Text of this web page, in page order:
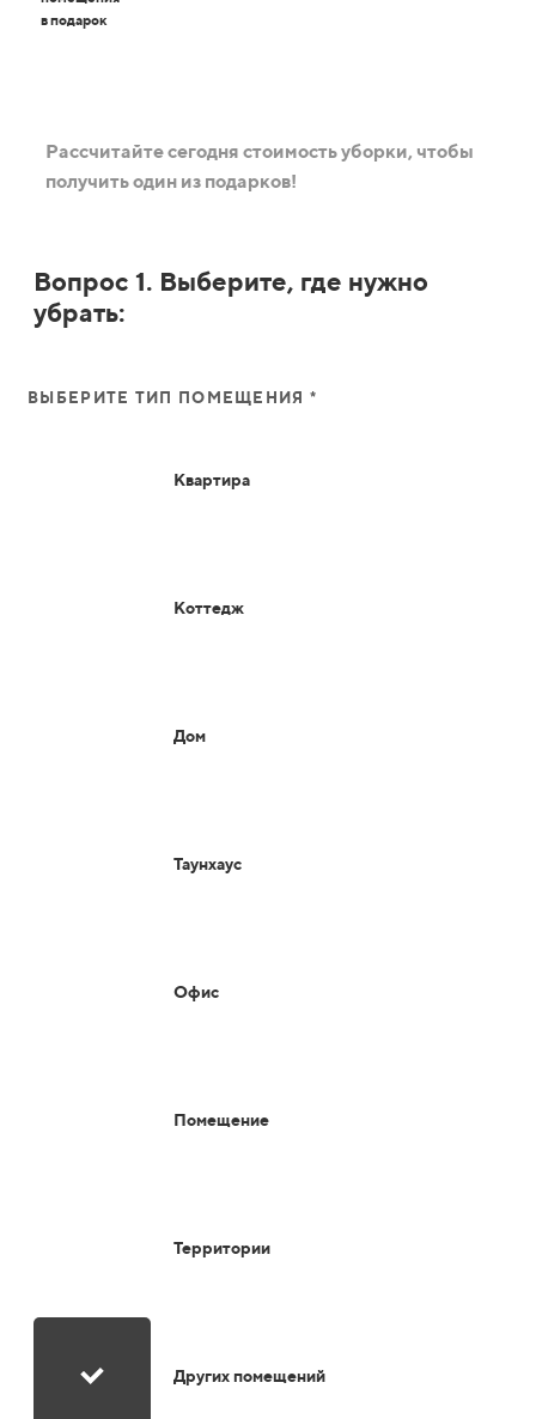
в подарок
Рассчитайте сегодня стоимость уборки, чтобы
получить один из подарков!
Вопрос 1. Выберите, где нужно
убрать:
ВЫБЕРИТЕ ТИП ПОМЕЩЕНИЯ *
Квартира
Коттедж
Дом
Таунхаус
Офис
Помещение
Территории
Других помещений